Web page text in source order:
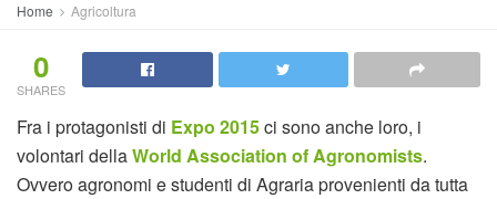
Home Agricoltura
0
SHARES
Fra i protagonisti di Expo 2015ci sono anche loro, i
volontari dellaWorld Association of Agronomists.
Ovvero agronomi e studenti di Agraria provenienti da tutta